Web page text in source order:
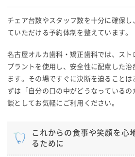
チェア台数やスタッフ数を十分に確保し
ていただける予約体制を整えています。
名古屋オルカ歯科・矯正歯科では、スト
プラントを使用し、安全性に配慮した治
ます。その場ですぐに決断を迫ることは
ずは「自分の口の中がどうなっているの
談としてお気軽にご利用ください。
これからの食事や笑顔を心
るために